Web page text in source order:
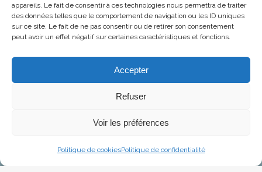
appareils. Le fait de consentir à ces technologies nous permettra de traiter
des données telles que le comportement de navigation ou les ID uniques
sur ce site. Le fait de ne pas consentir ou de retirer son consentement
peut avoir un effet négatif sur certaines caractéristiques et fonctions.
Accepter
Refuser
Voir les préférences
Politique de cookiesPolitique de confidentialité
Informations statutaires​
L’aviation en chiffres